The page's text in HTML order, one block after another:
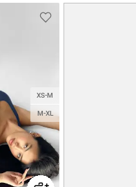
XS-M
M-XL